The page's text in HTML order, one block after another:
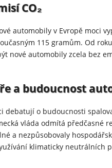
CO₂
automobily v Evropě moci
115 gramům. Od
nové automobily zcela bez
a budoucnost
debatují o budoucnosti
vláda odmítá předčasné
a nezpůsobovaly
klimaticky neutrálních